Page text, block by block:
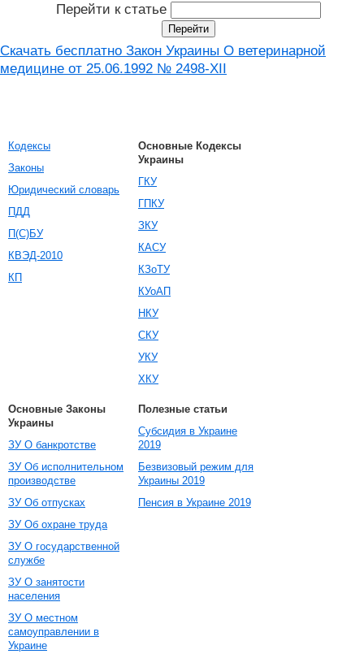
Перейти к статье
Скачать бесплатно Закон Украины О ветеринарной
медицине от 25.06.1992 № 2498-XII
Кодексы
Законы
Юридический словарь
ПДД
П(С)БУ
КВЭД-2010
КП
Основные Кодексы
Украины
ГКУ
ГПКУ
ЗКУ
КАСУ
КЗоТУ
КУоАП
НКУ
СКУ
УКУ
ХКУ
Основные Законы
Украины
ЗУ О банкротстве
ЗУ Об исполнительном
производстве
ЗУ Об отпусках
ЗУ Об охране труда
ЗУ О государственной
службе
ЗУ О занятости
населения
ЗУ О местном
самоуправлении в
Украине
Полезные статьи
Субсидия в Украине
2019
Безвизовый режим для
Украины 2019
Пенсия в Украине 2019